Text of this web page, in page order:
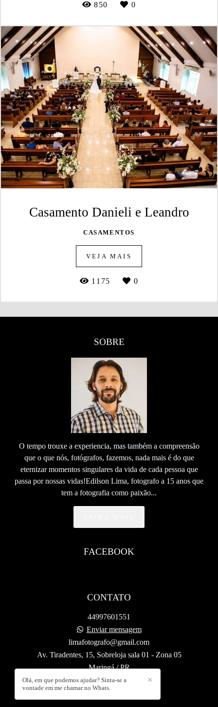
850 0
Casamento Danieli e Leandro
CASAMENTOS
VEJA MAIS
1175 0
SOBRE
O tempo trouxe a experiencia, mas também a compreensão
que o que nós, fotógrafos, fazemos, nada mais é do que
eternizar momentos singulares da vida de cada pessoa que
passa por nossas vidas!Edilson Lima, fotografo a 15 anos que
tem a fotografia como paixão...
FACEBOOK
CONTATO
44997601551
Enviar mensagem
limafotografo@gmail.com
Av. Tiradentes, 15, Sobreloja sala 01 - Zona 05
Maringá / PR
✕
Olá, em que podemos ajudar? Sinta-se a
vontade em me chamar no Whats.